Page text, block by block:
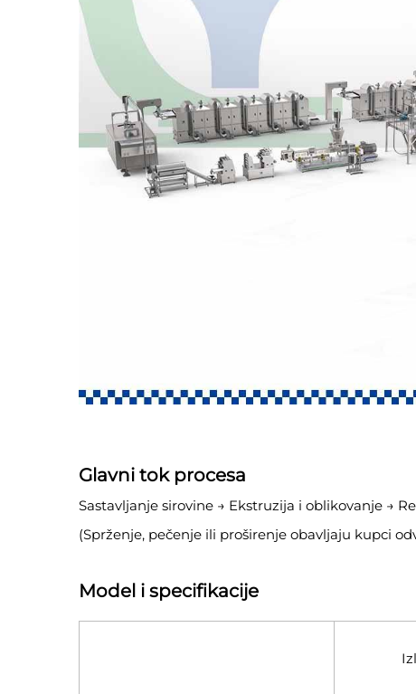
Glavni tok procesa
Sastavljanje sirovine → Ekstruzija i oblikovanje →
(Sprženje, pečenje ili proširenje obavljaju kupci
Model i specifikacije